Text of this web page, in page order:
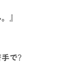
』
で?